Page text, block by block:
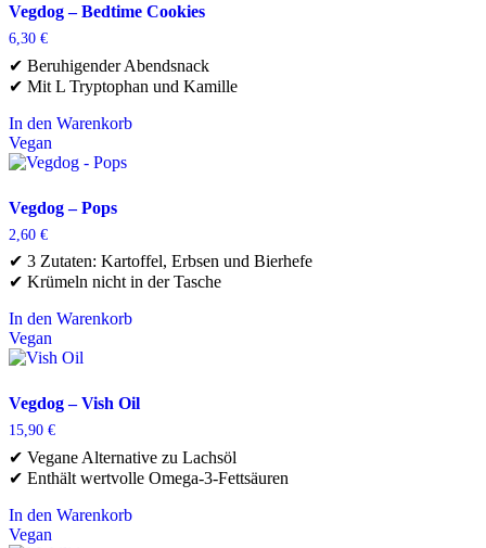
Vegdog – Bedtime Cookies
6,30 €
✔ Beruhigender Abendsnack
✔ Mit L Tryptophan und Kamille
In den Warenkorb
Vegan
Vegdog – Pops
2,60 €
✔ 3 Zutaten: Kartoffel, Erbsen und Bierhefe
✔ Krümeln nicht in der Tasche
In den Warenkorb
Vegan
Vegdog – Vish Oil
15,90 €
✔ Vegane Alternative zu Lachsöl
✔ Enthält wertvolle Omega-3-Fettsäuren
In den Warenkorb
Vegan